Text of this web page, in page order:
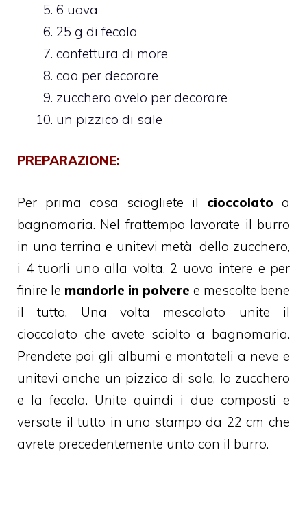
6 uova
25 g di fecola
confettura di more
cao per decorare
zucchero avelo per decorare
un pizzico di sale
PREPARAZIONE:
Per prima cosa sciogliete il cioccolato a
bagnomaria. Nel frattempo lavorate il burro
in una terrina e unitevi metà dello zucchero,
i 4 tuorli uno alla volta, 2 uova intere e per
finire le mandorle in polvere e mescolte bene
il tutto. Una volta mescolato unite il
cioccolato che avete sciolto a bagnomaria.
Prendete poi gli albumi e montateli a neve e
unitevi anche un pizzico di sale, lo zucchero
e la fecola. Unite quindi i due composti e
versate il tutto in uno stampo da 22 cm che
avrete precedentemente unto con il burro.